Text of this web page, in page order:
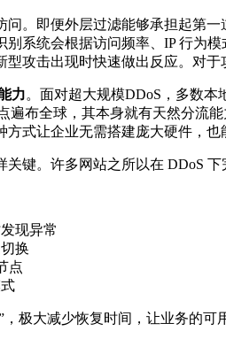
问。即便外层过滤能够承担起第
系统会根据访问频率、IP 行为
攻击出现时快速做出反应。对
力。面对超大规模DDoS，多数
布全球，其本身就有天然分流
式让企业无需搭建庞大硬件，
。许多网站之所以在 DDoS 下
现异常
换
点
大减少恢复时间，让业务的可